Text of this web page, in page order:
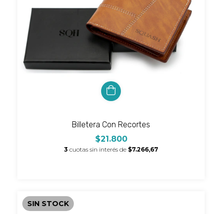
Billetera Con Recortes
$21.800
3 cuotas sin interés de $7.266,67
SIN STOCK